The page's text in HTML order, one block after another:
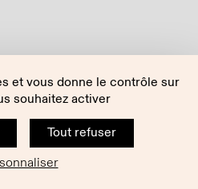
et vous donne le contrôle sur
souhaitez activer
Tout refuser